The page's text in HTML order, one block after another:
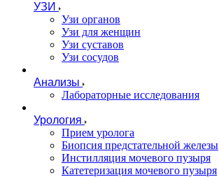
УЗИ
Узи органов
Узи для женщин
Узи cуставов
Узи сосудов
Анализы
Лабораторные исследования
Урология
Прием уролога
Биопсия предстательной железы
Инстилляция мочевого пузыря
Катетеризация мочевого пузыря